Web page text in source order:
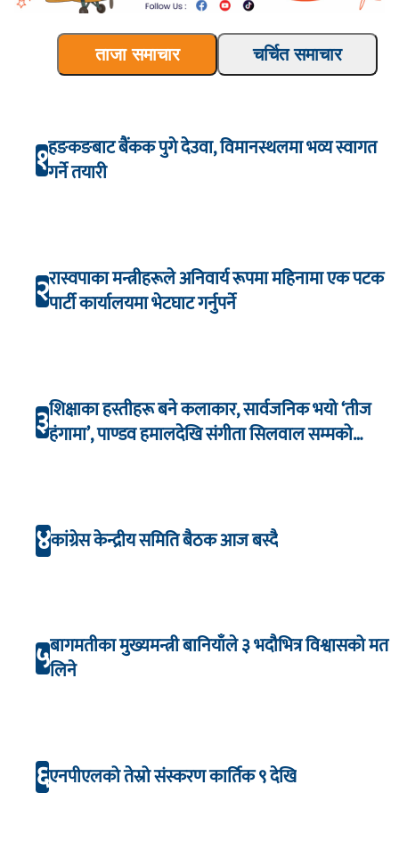
ताजा समाचार चर्चित समाचार
१हङकङबाट बैंकक पुगे देउवा, विमानस्थलमा भव्य स्वागत
गर्ने तयारी
२रास्वपाका मन्त्रीहरूले अनिवार्य रूपमा महिनामा एक पटक
पार्टी कार्यालयमा भेटघाट गर्नुपर्ने
३शिक्षाका हस्तीहरू बने कलाकार, सार्वजनिक भयो ‘तीज
हंगामा’, पाण्डव हमालदेखि संगीता सिलवाल सम्मको
४कांग्रेस केन्द्रीय समिति बैठक आज बस्दै
५बागमतीका मुख्यमन्त्री बानियाँले ३ भदौभित्र विश्वासको मत
लिने
६एनपीएलको तेस्रो संस्करण कार्तिक ९ देखि